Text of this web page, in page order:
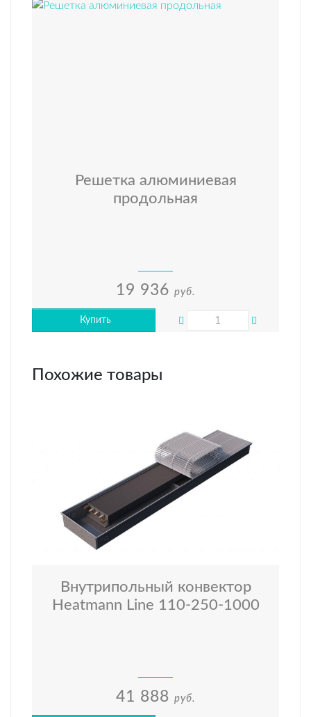
Решетка алюминиевая
продольная
19 936 руб.
Купить
Похожие товары
Внутрипольный конвектор
Heatmann Line 110-250-1000
41 888 руб.